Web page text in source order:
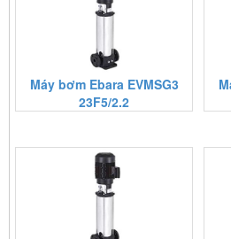
Máy bơm Ebara EVMSG3
23F5/2.2